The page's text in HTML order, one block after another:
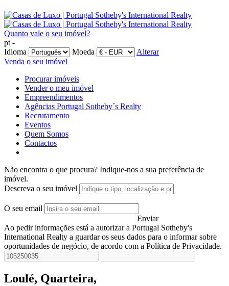
Quanto vale o seu imóvel?
pt -
Idioma
Moeda
Alterar
Venda o seu imóvel
Procurar imóveis
Vender o meu imóvel
Empreendimentos
Agências Portugal Sotheby´s Realty
Recrutamento
Eventos
Quem Somos
Contactos
Não encontra o que procura? Indique-nos a sua preferência de
imóvel.
Descreva o seu imóvel
O seu email
Enviar
Ao pedir informações está a autorizar a Portugal Sotheby's
International Realty a guardar os seus dados para o informar sobre
oportunidades de negócio, de acordo com a Política de Privacidade.
Loulé, Quarteira,